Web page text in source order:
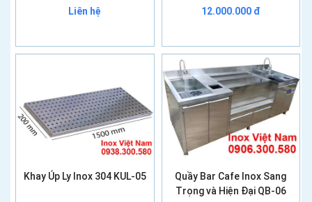
Liên hệ 12.000.000 đ
Khay Úp Ly Inox 304 KUL-05
Quầy Bar Cafe Inox Sang
Trọng và Hiện Đại QB-06